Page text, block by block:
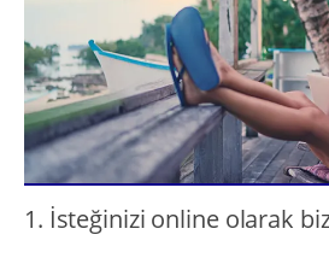
1. İsteğinizi online olarak